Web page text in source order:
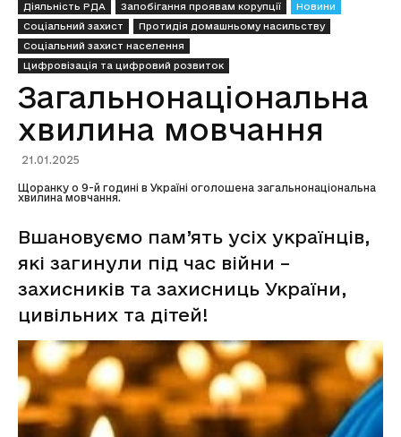
Діяльність РДА Запобігання проявам корупції
Новини
Соціальний захист
Протидія домашньому насильству
Соціальний захист населення
Цифровізація та цифровий розвиток
Загальнонаціональна
хвилина мовчання
21.01.2025
Щоранку о 9-й годині в Україні оголошена загальнонаціональна
хвилина мовчання.
Вшановуємо пам’ять усіх українців,
які загинули під час війни –
захисників та захисниць України,
цивільних та дітей!